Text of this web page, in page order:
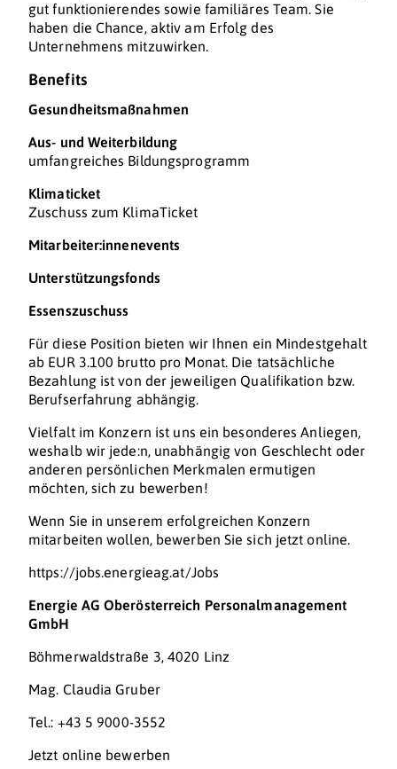
gut funktionierendes sowie familiäres Team. Sie
haben die Chance, aktiv am Erfolg des
Unternehmens mitzuwirken.
Benefits
Gesundheitsmaßnahmen
Aus- und Weiterbildung
umfangreiches Bildungsprogramm
Klimaticket
Zuschuss zum KlimaTicket
Mitarbeiter:innenevents
Unterstützungsfonds
Essenszuschuss
Für diese Position bieten wir Ihnen ein Mindestgehalt
ab EUR 3.100 brutto pro Monat. Die tatsächliche
Bezahlung ist von der jeweiligen Qualifikation bzw.
Berufserfahrung abhängig.
Vielfalt im Konzern ist uns ein besonderes Anliegen,
weshalb wir jede:n, unabhängig von Geschlecht oder
anderen persönlichen Merkmalen ermutigen
möchten, sich zu bewerben!
Wenn Sie in unserem erfolgreichen Konzern
mitarbeiten wollen, bewerben Sie sich jetzt online.
https://jobs.energieag.at/Jobs
Energie AG Oberösterreich Personalmanagement
GmbH
Böhmerwaldstraße 3, 4020 Linz
Mag. Claudia Gruber
Tel.: +43 5 9000-3552
Jetzt online bewerben